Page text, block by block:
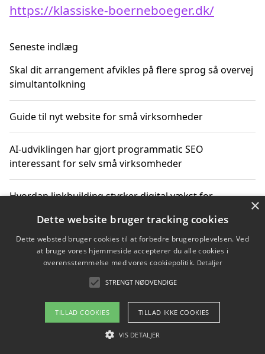
https://klassiske-boerneboeger.dk/
Seneste indlæg
Skal dit arrangement afvikles på flere sprog så overvej
simultantolkning
Guide til nyt website for små virksomheder
AI-udviklingen har gjort programmatic SEO
interessant for selv små virksomheder
Hvordan linkbuilding styrker digital vækst for
Sådan har udviklingen inden for genbrug af elektronik
ændret sig
Copyright 2026 - Pilanto Aps
Om / kontakt
×
Dette website bruger tracking cookies
Dette websted bruger cookies til at forbedre brugeroplevelsen. Ved
at bruge vores hjemmeside accepterer du alle cookies i
overensstemmelse med vores cookiepolitik. Detaljer
STRENGT NØDVENDIGE
TILLAD COOKIES TILLAD IKKE COOKIES
VIS DETALJER